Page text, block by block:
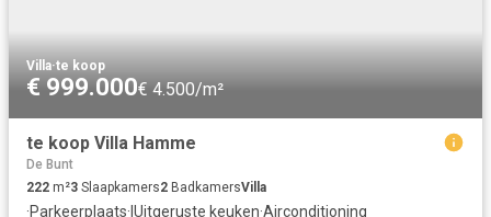
Villa·te koop
€ 999.000€ 4.500/m²
te koop Villa Hamme
De Bunt
222 m²3 Slaapkamers2 BadkamersVilla
·Parkeerplaats· IUitgeruste keuken·Airconditioning